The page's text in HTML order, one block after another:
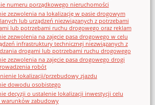
numeru porządkowego nieruchomości
zezwolenia na lokalizację w pasie drogowym
lub urządzeń niezwiązanych z potrzebami
lub potrzebami ruchu drogowego oraz reklam
zezwolenia na zajęcie pasa drogowego w celu
infrastruktury technicznej niezwiązanych z
drogami lub potrzebami ruchu drogowego
zezwolenia na zajęcie pasa drogowego drogi
robót
lokalizacji/przebudowy zjazdu
dowodu osobistego
decyzji o ustalenie lokalizacji inwestycji celu
warunków zabudowy